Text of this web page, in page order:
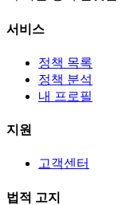
서비스
정책 목록
정책 분석
내 프로필
지원
고객센터
법적 고지